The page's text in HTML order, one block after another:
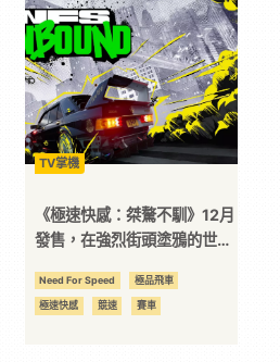
｜
動
漫
二
次
TV掌機
《極速快感：桀驁不馴》12月
發售，在強烈街頭塗鴉的世界
Need For Speed 極品飛車
極速快感 競速 賽車